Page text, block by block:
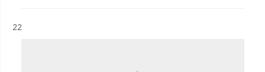
Résultat n°
22